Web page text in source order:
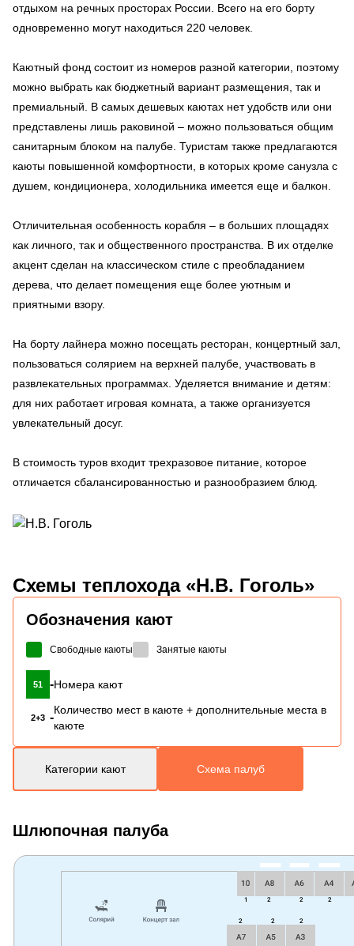
отдыхом на речных просторах России. Всего на его борту
одновременно могут находиться 220 человек.
Каютный фонд состоит из номеров разной категории, поэтому
можно выбрать как бюджетный вариант размещения, так и
премиальный. В самых дешевых каютах нет удобств или они
представлены лишь раковиной – можно пользоваться общим
санитарным блоком на палубе. Туристам также предлагаются
каюты повышенной комфортности, в которых кроме санузла с
душем, кондиционера, холодильника имеется еще и балкон.
Отличительная особенность корабля – в больших площадях
как личного, так и общественного пространства. В их отделке
акцент сделан на классическом стиле с преобладанием
дерева, что делает помещения еще более уютным и
приятными взору.
На борту лайнера можно посещать ресторан, концертный зал,
пользоваться солярием на верхней палубе, участвовать в
развлекательных программах. Уделяется внимание и детям:
для них работает игровая комната, а также организуется
увлекательный досуг.
В стоимость туров входит трехразовое питание, которое
отличается сбалансированностью и разнообразием блюд.
Схемы теплохода «Н.В. Гоголь»
Обозначения кают
Свободные каюты Занятые каюты
51 -Номера кают
2+3 -
Количество мест в каюте + дополнительные места в
каюте
Категории кают Схема палуб
Шлюпочная палуба